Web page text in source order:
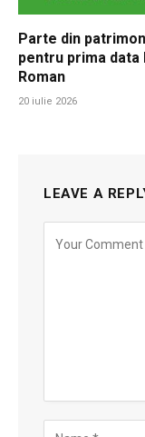
Parte din
pentru prima data
Roman
20 iulie 2026
LEAVE A